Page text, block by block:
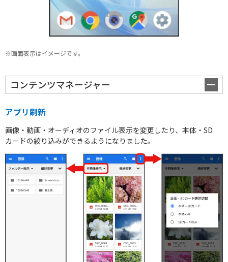
※画面表示はイメージです。
コンテンツマネージャー
アプリ刷新
画像・動画・オーディオのファイル表示を変更したり、本体・SD
カードの絞り込みができるようになりました。